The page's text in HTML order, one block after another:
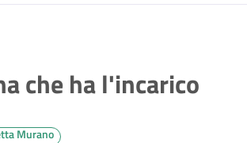
che ha l'incarico
Murano